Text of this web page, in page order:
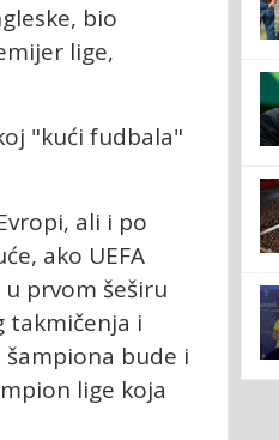
bio
lige,
"kući fudbala"
ali i po
ako UEFA
prvom šeširu
takmičenja i
bude i
lige koja